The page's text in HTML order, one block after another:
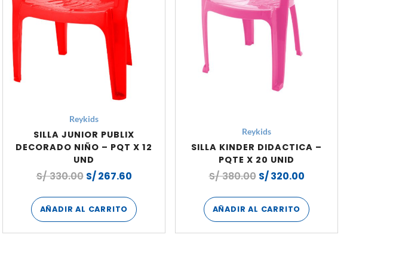
Reykids
SILLA JUNIOR PUBLIX
DECORADO NIÑO – PQT X 12
UND
S/330.00 S/267.60
AÑADIR AL CARRITO
Reykids
SILLA KINDER DIDACTICA –
PQTE X 20 UNID
S/380.00 S/320.00
AÑADIR AL CARRITO